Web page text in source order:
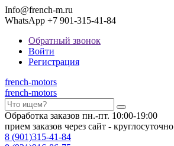
Info@french-m.ru
WhatsApp +7 901-315-41-84
Обратный звонок
Войти
Регистрация
french-motors
french-motors
Обработка заказов пн.-пт. 10:00-19:00
прием заказов через сайт - круглосуточно
8 (901)315-41-84